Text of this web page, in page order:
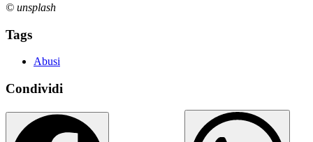
© unsplash
Tags
Abusi
Condividi